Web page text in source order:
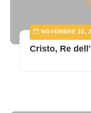
NOVEMBRE 22,
Cristo, Re